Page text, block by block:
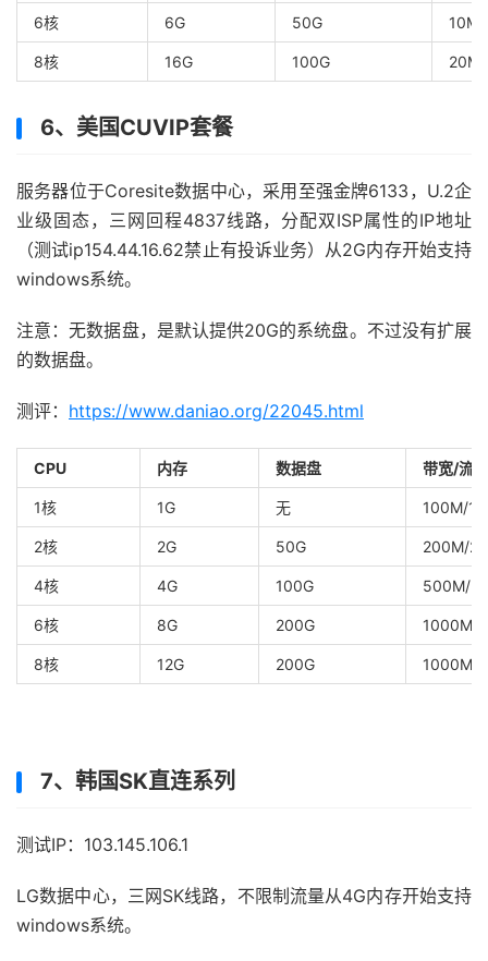
6核 6G 50G 10M
8核 16G 100G 20M
6、美国CUVIP套餐
服务器位于Coresite数据中心，采用至强金牌6133，U.2企
业级固态，三网回程4837线路，分配双ISP属性的IP地址
（测试ip154.44.16.62禁止有投诉业务）从2G内存开始支持
windows系统。
注意：无数据盘，是默认提供20G的系统盘。不过没有扩展
的数据盘。
测评： https://www.daniao.org/22045.html
CPU 内存 数据盘 带宽/流量
1核 1G 无 100M/1T
2核 2G 50G 200M/2T
4核 4G 100G 500M/
6核 8G 200G 1000M/
8核 12G 200G 1000M/
7、韩国SK直连系列
测试IP：103.145.106.1
LG数据中心，三网SK线路，不限制流量从4G内存开始支持
windows系统。